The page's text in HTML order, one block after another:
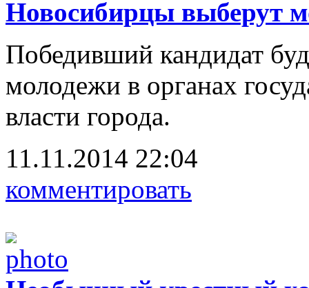
Новосибирцы выберут
Победивший кандидат
молодежи в органах
власти города.
11.11.2014 22:04
комментировать